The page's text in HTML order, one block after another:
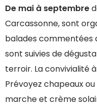
De mai à septembre
Carcassonne, sont
balades commentées
sont suivies de
terroir. La convivialité
Prévoyez chapeaux
marche et crème